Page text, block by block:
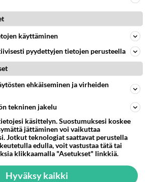
että pysyy kasassa. Monina
pashaakaan ja ne
hetkiä. Uskon, että sisimmässäni
rakkauden arvoinen, vaikka
tietenkin. Vai suojasinko toista jo
ja jarruttelin sen takia? Ja miltä
mutta tiedostan nämä kyllä. n
Kommentoi
käyttäminen
pyydettyjen tietojen perusteella
ehkäiseminen ja virheiden
tekninen jakelu
käsittelyn. Suostumuksesi koskee
jättäminen voi vaikuttaa
Jotkut teknologiat saattavat perustella
edulla, voit vastustaa tätä tai
klikkaamalla "Asetukset" linkkiä.
Hyväksy kaikki